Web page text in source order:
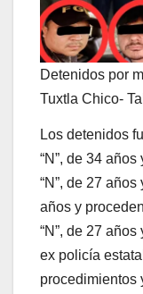
Detenidos por
Tuxtla Chico-
Los detenidos
“N”, de 34
“N”, de 27
años y
“N”, de 27
ex policía
procedimientos